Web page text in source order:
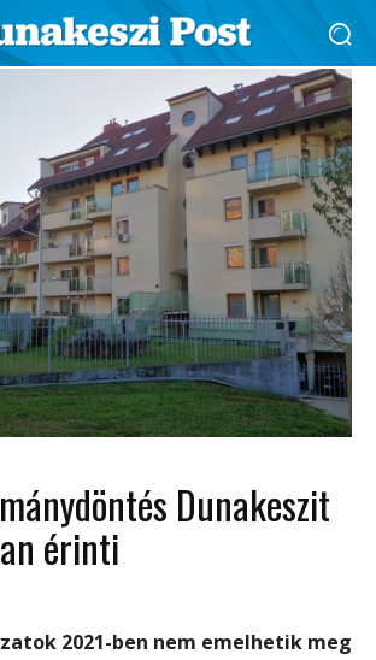
Dunakeszit
érinti
2021-ben nem emelhetik meg